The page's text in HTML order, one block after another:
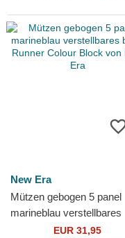
New Era
Mützen gebogen 5 panel
marineblau verstellbares
band Runner Colour Block
EUR 31,95